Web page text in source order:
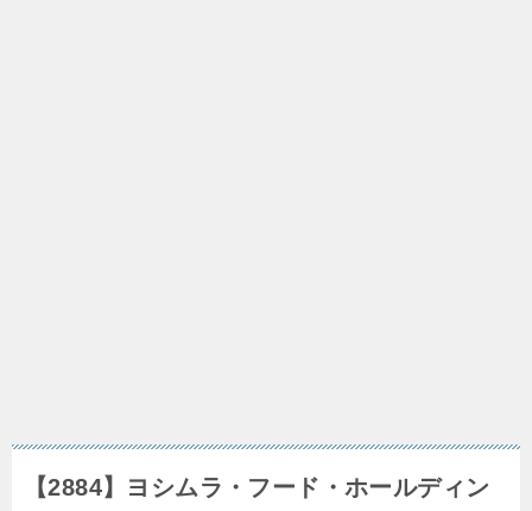
【2884】ヨシムラ・フード・ホールディン